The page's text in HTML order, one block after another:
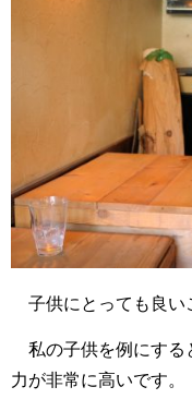
子供にとっても良い
私の子供を例にする
力が非常に高いです。